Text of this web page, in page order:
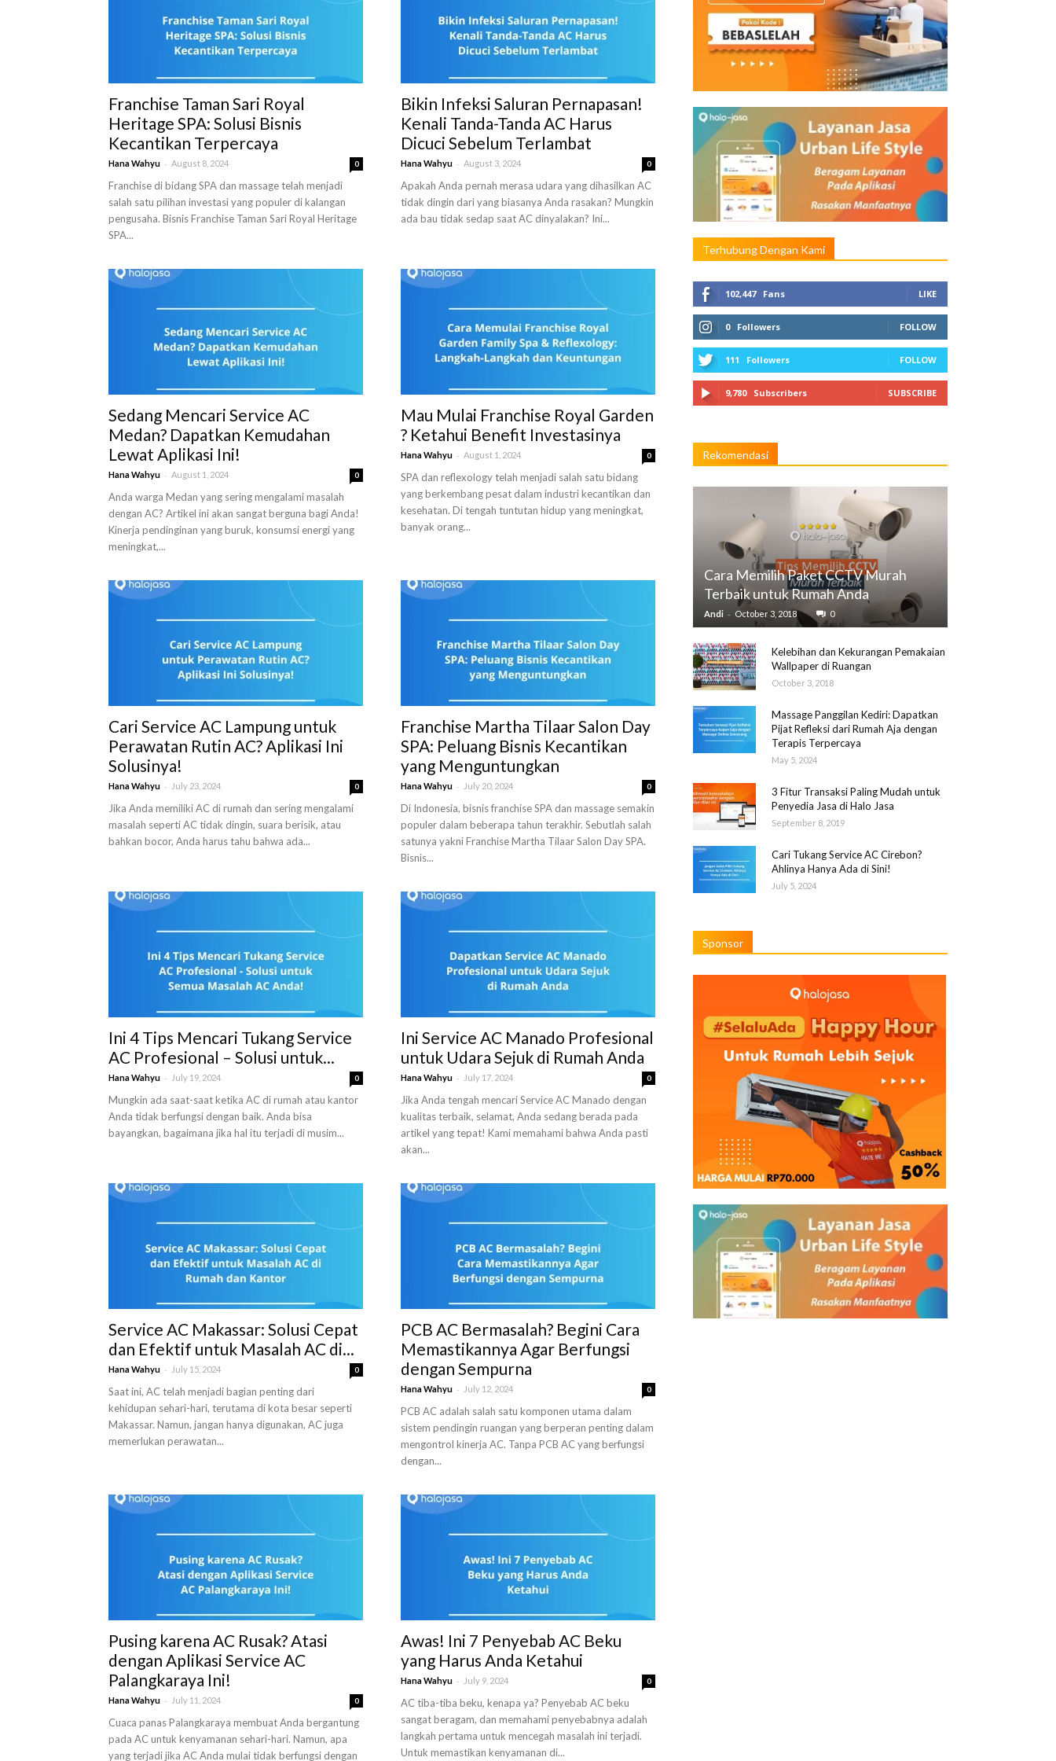
Franchise Taman Sari Royal
Heritage SPA: Solusi Bisnis
Kecantikan Terpercaya
Hana Wahyu - August 8, 2024 0
Franchise di bidang SPA dan massage telah menjadi
salah satu pilihan investasi yang populer di kalangan
pengusaha. Bisnis Franchise Taman Sari Royal Heritage
SPA...
Bikin Infeksi Saluran Pernapasan!
Kenali Tanda-Tanda AC Harus
Dicuci Sebelum Terlambat
Hana Wahyu - August 3, 2024 0
Apakah Anda pernah merasa udara yang dihasilkan AC
tidak dingin dari yang biasanya Anda rasakan? Mungkin
ada bau tidak sedap saat AC dinyalakan? Ini...
Sedang Mencari Service AC
Medan? Dapatkan Kemudahan
Lewat Aplikasi Ini!
Hana Wahyu - August 1, 2024 0
Anda warga Medan yang sering mengalami masalah
dengan AC? Artikel ini akan sangat berguna bagi Anda!
Kinerja pendinginan yang buruk, konsumsi energi yang
meningkat,...
Mau Mulai Franchise Royal Garden
? Ketahui Benefit Investasinya
Hana Wahyu - August 1, 2024 0
SPA dan reflexology telah menjadi salah satu bidang
yang berkembang pesat dalam industri kecantikan dan
kesehatan. Di tengah tuntutan hidup yang meningkat,
banyak orang...
Cari Service AC Lampung untuk
Perawatan Rutin AC? Aplikasi Ini
Solusinya!
Hana Wahyu - July 23, 2024 0
Jika Anda memiliki AC di rumah dan sering mengalami
masalah seperti AC tidak dingin, suara berisik, atau
bahkan bocor, Anda harus tahu bahwa ada...
Franchise Martha Tilaar Salon Day
SPA: Peluang Bisnis Kecantikan
yang Menguntungkan
Hana Wahyu - July 20, 2024 0
Di Indonesia, bisnis franchise SPA dan massage semakin
populer dalam beberapa tahun terakhir. Sebutlah salah
satunya yakni Franchise Martha Tilaar Salon Day SPA.
Bisnis...
Ini 4 Tips Mencari Tukang Service
AC Profesional – Solusi untuk...
Hana Wahyu - July 19, 2024 0
Mungkin ada saat-saat ketika AC di rumah atau kantor
Anda tidak berfungsi dengan baik. Anda bisa
bayangkan, bagaimana jika hal itu terjadi di musim...
Ini Service AC Manado Profesional
untuk Udara Sejuk di Rumah Anda
Hana Wahyu - July 17, 2024 0
Jika Anda tengah mencari Service AC Manado dengan
kualitas terbaik, selamat, Anda sedang berada pada
artikel yang tepat! Kami memahami bahwa Anda pasti
akan...
Service AC Makassar: Solusi Cepat
dan Efektif untuk Masalah AC di...
Hana Wahyu - July 15, 2024 0
Saat ini, AC telah menjadi bagian penting dari
kehidupan sehari-hari, terutama di kota besar seperti
Makassar. Namun, jangan hanya digunakan, AC juga
memerlukan perawatan...
PCB AC Bermasalah? Begini Cara
Memastikannya Agar Berfungsi
dengan Sempurna
Hana Wahyu - July 12, 2024 0
PCB AC adalah salah satu komponen utama dalam
sistem pendingin ruangan yang berperan penting dalam
mengontrol kinerja AC. Tanpa PCB AC yang berfungsi
dengan...
Pusing karena AC Rusak? Atasi
dengan Aplikasi Service AC
Palangkaraya Ini!
Hana Wahyu - July 11, 2024 0
Cuaca panas Palangkaraya membuat Anda bergantung
pada AC untuk kenyamanan sehari-hari. Namun, apa
yang terjadi jika AC Anda mulai tidak berfungsi dengan
Awas! Ini 7 Penyebab AC Beku
yang Harus Anda Ketahui
Hana Wahyu - July 9, 2024 0
AC tiba-tiba beku, kenapa ya? Penyebab AC beku
sangat beragam, dan memahami penyebabnya adalah
langkah pertama untuk mencegah masalah ini terjadi.
Untuk memastikan kenyamanan di...
Terhubung Dengan Kami
102,447 Fans LIKE
0 Followers FOLLOW
111 Followers FOLLOW
9,780 Subscribers SUBSCRIBE
Rekomendasi
Cara Memilih Paket CCTV Murah
Terbaik untuk Rumah Anda
Andi - October 3, 2018 0
Kelebihan dan Kekurangan Pemakaian
Wallpaper di Ruangan
October 3, 2018
Massage Panggilan Kediri: Dapatkan
Pijat Refleksi dari Rumah Aja dengan
Terapis Terpercaya
May 5, 2024
3 Fitur Transaksi Paling Mudah untuk
Penyedia Jasa di Halo Jasa
September 8, 2019
Cari Tukang Service AC Cirebon?
Ahlinya Hanya Ada di Sini!
July 5, 2024
Sponsor